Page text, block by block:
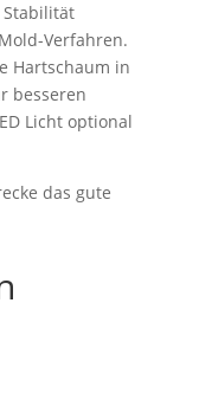
Stabilität
Verfahren.
Hartschaum in
besseren
Licht optional
das gute